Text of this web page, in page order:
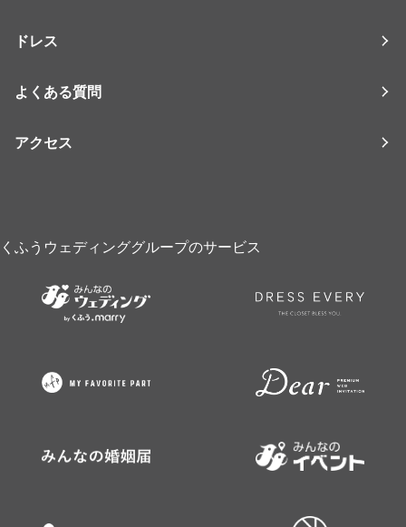
フォトウェディング
ドレス
よくある質問
アクセス
くふうウェディンググループのサービス